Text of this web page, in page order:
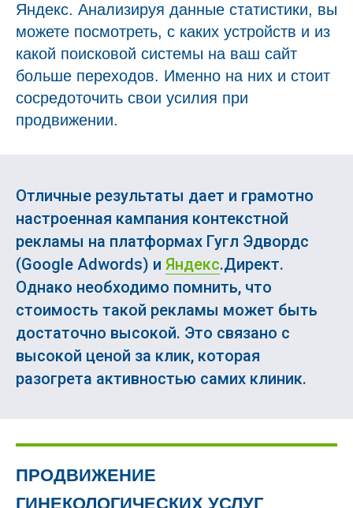
Яндекс. Анализируя данные статистики, вы
можете посмотреть, с каких устройств и из
какой поисковой системы на ваш сайт
больше переходов. Именно на них и стоит
сосредоточить свои усилия при
продвижении.
Отличные результаты дает и грамотно
настроенная кампания контекстной
рекламы на платформах Гугл Эдвордс
(Google Adwords) и Яндекс.Директ.
Однако необходимо помнить, что
стоимость такой рекламы может быть
достаточно высокой. Это связано с
высокой ценой за клик, которая
разогрета активностью самих клиник.
ПРОДВИЖЕНИЕ
ГИНЕКОЛОГИЧЕСКИХ УСЛУГ